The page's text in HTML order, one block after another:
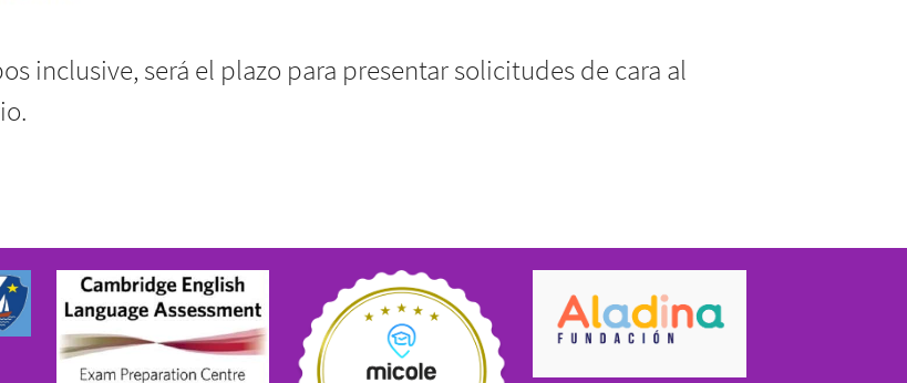
inclusive, será el plazo para presentar solicitudes de cara al